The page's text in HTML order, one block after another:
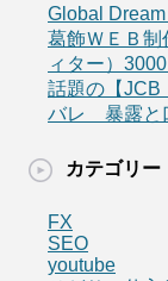
Global
葛飾ＷＥＢ制
ィター）
話題の【
バレ 暴露と
カテゴリー
FX
SEO
youtube